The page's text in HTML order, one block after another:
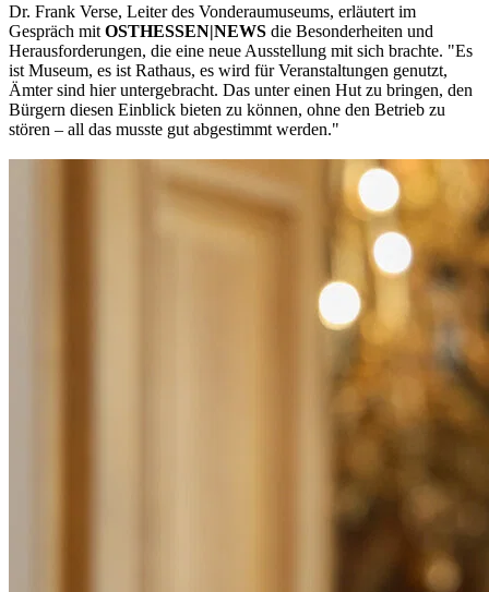
Dr. Frank Verse, Leiter des Vonderaumuseums, erläutert im
Gespräch mit OSTHESSEN|NEWS die Besonderheiten und
Herausforderungen, die eine neue Ausstellung mit sich brachte. "Es
ist Museum, es ist Rathaus, es wird für Veranstaltungen genutzt,
Ämter sind hier untergebracht. Das unter einen Hut zu bringen, den
Bürgern diesen Einblick bieten zu können, ohne den Betrieb zu
stören – all das musste gut abgestimmt werden."